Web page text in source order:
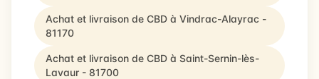
Achat et livraison de CBD à Vindrac-Alayrac -
81170
Achat et livraison de CBD à Saint-Sernin-lès-
Lavaur - 81700